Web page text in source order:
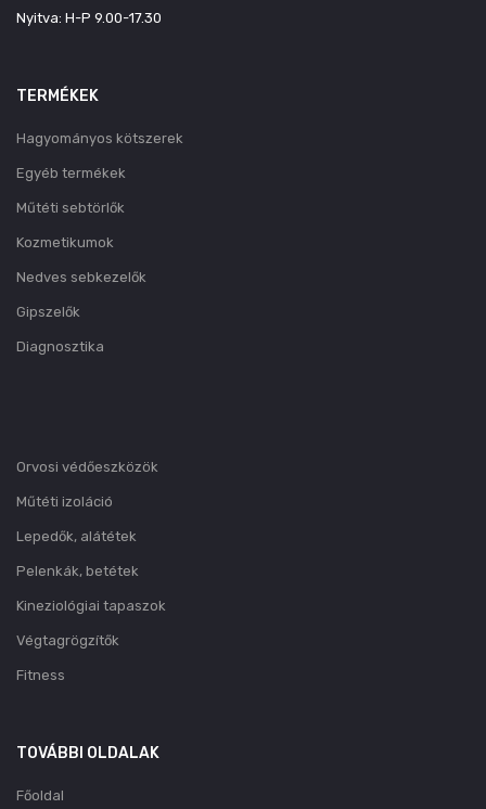
Nyitva: H-P 9.00-17.30
TERMÉKEK
Hagyományos kötszerek
Egyéb termékek
Műtéti sebtörlők
Kozmetikumok
Nedves sebkezelők
Gipszelők
Diagnosztika
Orvosi védőeszközök
Műtéti izoláció
Lepedők, alátétek
Pelenkák, betétek
Kineziológiai tapaszok
Végtagrögzítők
Fitness
TOVÁBBI OLDALAK
Főoldal